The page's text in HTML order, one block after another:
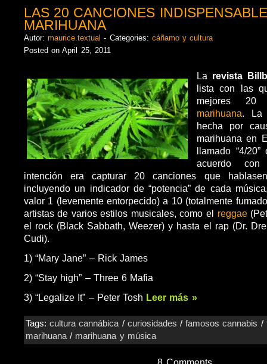
LAS 20 CANCIONES
MARIHUANA
Autor:maurice.textual - Categories: cáñamo y cultura
Posted on April 25, 2011
La revista
lista con las
mejores 20
marihuana. La
hecha por
marihuana en
llamado “4/
acuerdo
intención era capturar 20 canciones que
incluyendo un indicador de “potencia” de cada
valor 1 (levemente entorpecido) a 10 (totalmente
artistas de varios estilos musicales, como el reggae
el rock (Black Sabbath, Weezer) y hasta el rap (Dr.
Cudi).
1) “Mary Jane” – Rick James
2) “Stay high” – Three 6 Mafia
3) “Legalize It” – Peter Tosh Leer más »
Tags:cultura cannábica / curiosidades /famosos cannabis /
marihuana / marihuana y música